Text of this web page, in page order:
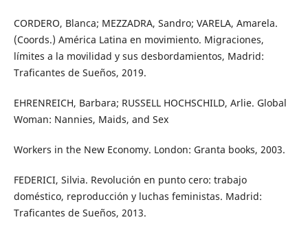
CORDERO, Blanca; MEZZADRA, Sandro; VARELA, Amarela.
(Coords.) América Latina en movimiento. Migraciones,
límites a la movilidad y sus desbordamientos, Madrid:
Traficantes de Sueños, 2019.
EHRENREICH, Barbara; RUSSELL HOCHSCHILD, Arlie. Global
Woman: Nannies, Maids, and Sex
Workers in the New Economy. London: Granta books, 2003.
FEDERICI, Silvia. Revolución en punto cero: trabajo
doméstico, reproducción y luchas feministas. Madrid:
Traficantes de Sueños, 2013.